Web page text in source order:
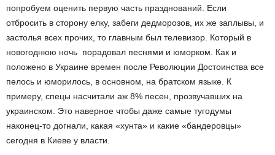
попробуем оценить первую часть празднований. Если
отбросить в сторону елку, забеги дедморозов, их же заплывы, и
застолья всех прочих, то главным был телевизор. Который в
новогоднюю ночь порадовал песнями и юморком. Как и
положено в Украине времен после Революции Достоинства все
пелось и юморилось, в основном, на братском языке. К
примеру, спецы насчитали аж 8% песен, прозвучавших на
украинском. Это наверное чтобы даже самые тугодумы
наконец-то догнали, какая «хунта» и какие «бандеровцы»
сегодня в Киеве у власти.